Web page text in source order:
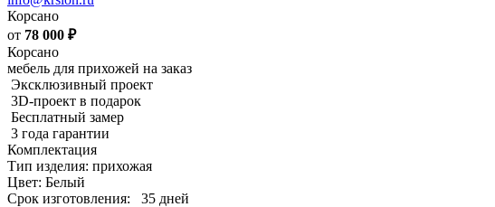
Корсано
от 78 000 ₽
Корсано
мебель для прихожей на заказ
Эксклюзивный проект
3D-проект в подарок
Бесплатный замер
3 года гарантии
Комплектация
Тип изделия: прихожая
Цвет: Белый
Срок изготовления:
35 дней